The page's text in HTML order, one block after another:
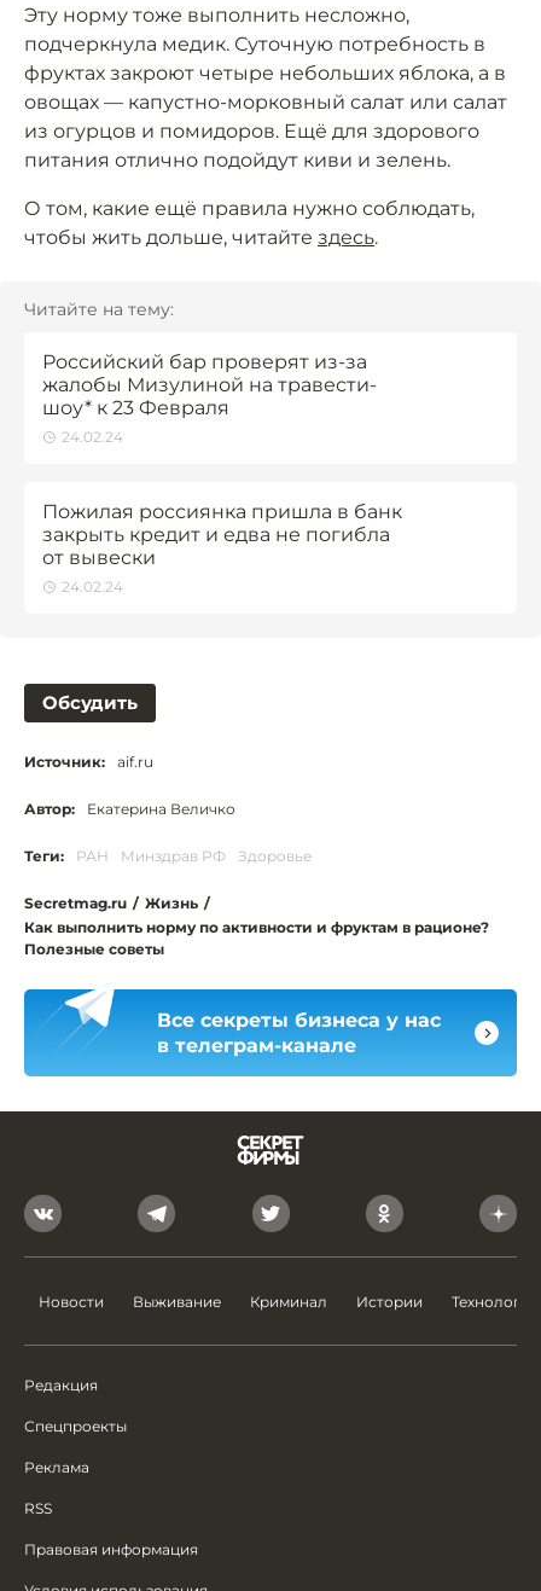
Эту норму тоже выполнить несложно,
подчеркнула медик. Суточную потребность в
фруктах закроют четыре небольших яблока, а в
овощах — капустно-морковный салат или салат
из огурцов и помидоров. Ещё для здорового
питания отлично подойдут киви и зелень.
О том, какие ещё правила нужно соблюдать,
чтобы жить дольше, читайте здесь.
Читайте на тему:
Российский бар проверят из-за
жалобы Мизулиной на травести-
шоу* к 23 Февраля
24.02.24
Пожилая россиянка пришла в банк
закрыть кредит и едва не погибла
от вывески
24.02.24
Обсудить
Источник: aif.ru
Автор: Екатерина Величко
Теги: РАН Минздрав РФ Здоровье
Secretmag.ru / Жизнь /
Как выполнить норму по активности и фруктам в рационе?
Полезные советы
Все секреты бизнеса у нас
в телеграм-канале
Новости Выживание Криминал Истории Технологии
Редакция
Спецпроекты
Реклама
RSS
Правовая информация